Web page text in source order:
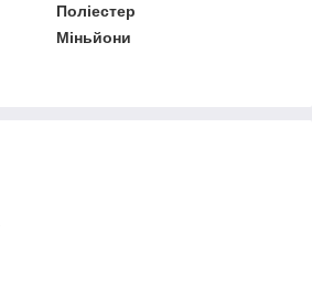
Поліестер
Міньйони